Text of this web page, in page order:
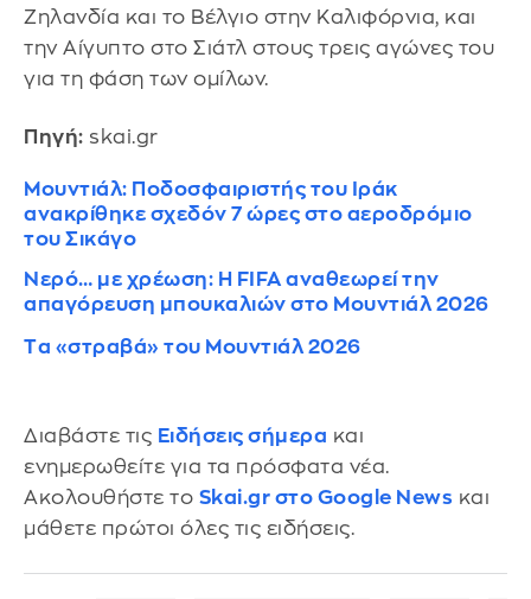
Ζηλανδία και το Βέλγιο στην Καλιφόρνια, και
την Αίγυπτο στο Σιάτλ στους τρεις αγώνες του
για τη φάση των ομίλων.
Πηγή: skai.gr
Μουντιάλ: Ποδοσφαιριστής του Ιράκ
ανακρίθηκε σχεδόν 7 ώρες στο αεροδρόμιο
του Σικάγο
Νερό… με χρέωση: Η FIFA αναθεωρεί την
απαγόρευση μπουκαλιών στο Μουντιάλ 2026
Tα «στραβά» του Μουντιάλ 2026
Διαβάστε τις Ειδήσεις σήμερα και
ενημερωθείτε για τα πρόσφατα νέα.
Ακολουθήστε το Skai.gr στο Google News και
μάθετε πρώτοι όλες τις ειδήσεις.